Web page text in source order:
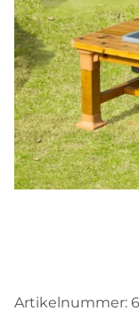
Artikelnummer: